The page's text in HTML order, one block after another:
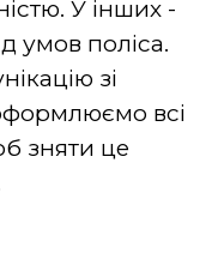
У інших -
умов поліса.
зі
всі
зняти це